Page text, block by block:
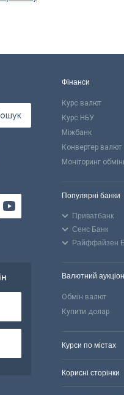
Фінанси
Курс валют
Курс НБУ
Міжбанк
Конвертер валют
Моніторинг
Популярні банки
Приватбанк
Сенс Банк
Райффайзен
Валютний аукціон
Обмін валют
Купити долар
Курси по містах
Корисні сторінки